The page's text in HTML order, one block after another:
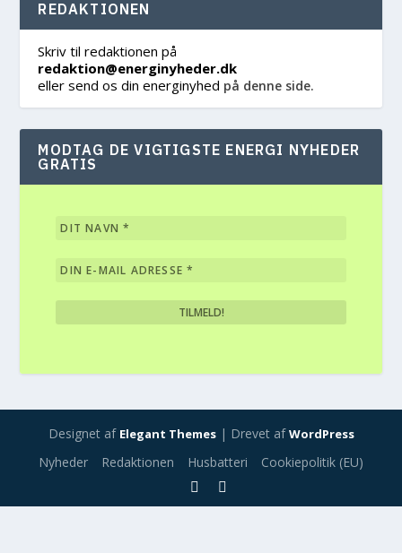
REDAKTIONEN
Skriv til redaktionen på
redaktion@energinyheder.dk
eller send os din energinyhed på denne side.
MODTAG DE VIGTIGSTE ENERGI NYHEDER
GRATIS
Designet af Elegant Themes| Drevet afWordPress
Nyheder Redaktionen Husbatteri Cookiepolitik (EU)